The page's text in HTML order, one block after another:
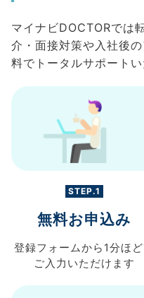
マイナビDOCTORでは
介・面接対策や入社後
料でトータルサポートい
STEP.1
無料お申込み
登録フォームから 1分ほ
ご入力 いただけます